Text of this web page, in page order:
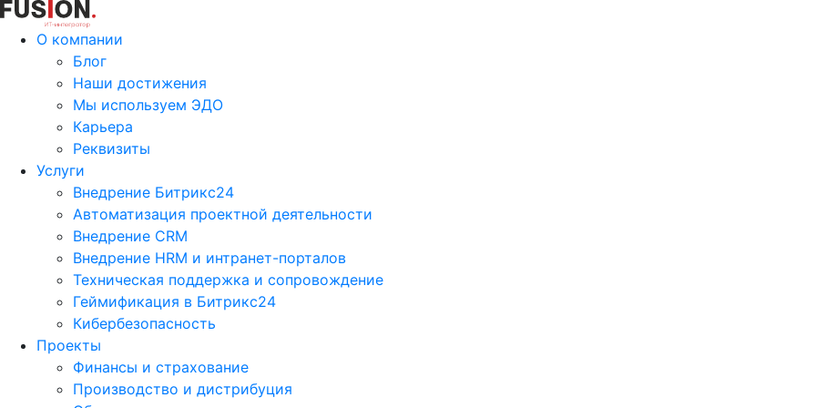
О компании
Блог
Наши достижения
Мы используем ЭДО
Карьера
Реквизиты
Услуги
Внедрение Битрикс24
Автоматизация проектной деятельности
Внедрение CRM
Внедрение HRM и интранет-порталов
Техническая поддержка и сопровождение
Геймификация в Битрикс24
Кибербезопасность
Проекты
Финансы и страхование
Производство и дистрибуция